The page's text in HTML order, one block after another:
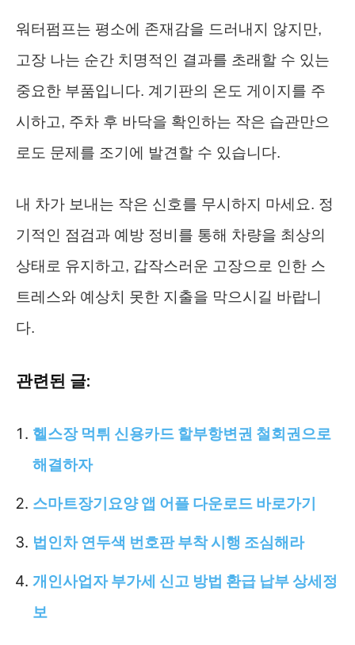
워터펌프는 평소에 존재감을 드러내지 않지만,
고장 나는 순간 치명적인 결과를 초래할 수 있는
중요한 부품입니다. 계기판의 온도 게이지를 주
시하고, 주차 후 바닥을 확인하는 작은 습관만으
로도 문제를 조기에 발견할 수 있습니다.
내 차가 보내는 작은 신호를 무시하지 마세요. 정
기적인 점검과 예방 정비를 통해 차량을 최상의
상태로 유지하고, 갑작스러운 고장으로 인한 스
트레스와 예상치 못한 지출을 막으시길 바랍니
다.
관련된 글:
헬스장 먹튀 신용카드 할부항변권 철회권으로
해결하자
스마트장기요양 앱 어플 다운로드 바로가기
법인차 연두색 번호판 부착 시행 조심해라
개인사업자 부가세 신고 방법 환급 납부 상세정
보